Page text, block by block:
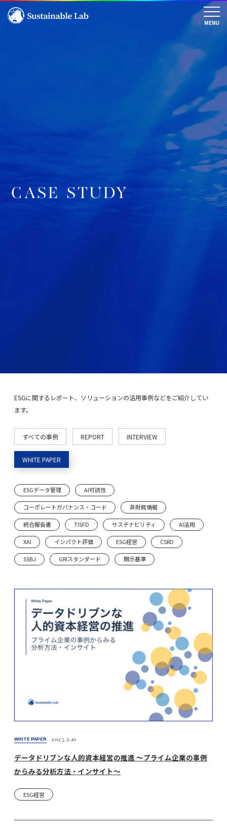
CASE STUDY
ESGに関するレポート、ソリューションの活用事例などをご紹介してい
ます。
すべての事例 REPORT INTERVIEW
WHITE PAPER
ESGデータ管理 AI可読性
コーポレートガバナンス・コード 非財務情報
統合報告書 TISFD サステナビリティ AI活用
XAI インパクト評価 ESG経営 CSRD
SSBJ GRIスタンダード 開示基準
WHITE PAPER 2025.2.10
データドリブンな人的資本経営の推進 〜プライム企業の事例
からみる分析方法・インサイト〜
ESG経営